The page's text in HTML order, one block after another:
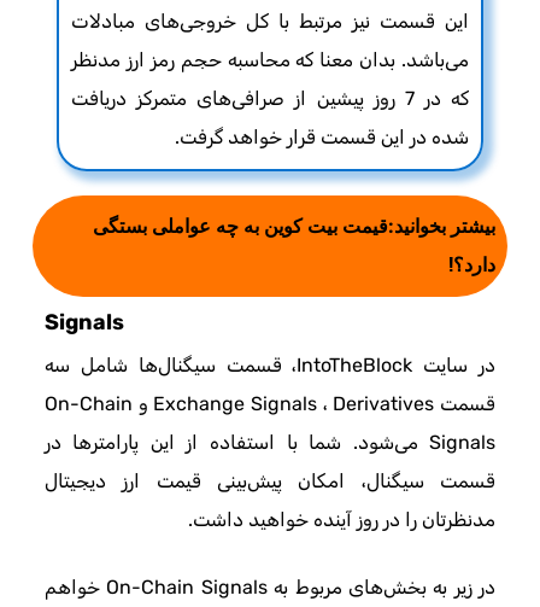
این قسمت نیز مرتبط با کل خروجی‌های مبادلات
می‌باشد. بدان معنا که محاسبه حجم رمز ارز مدنظر
که در 7 روز پیشین از صرافی‌های متمرکز دریافت
شده در این قسمت قرار خواهد گرفت.
بیشتر بخوانید:قیمت بیت کوین به چه عواملی بستگی
دارد؟!
Signals
در سایت IntoTheBlock، قسمت سیگنال‌ها شامل سه
قسمت Exchange Signals ، Derivatives و On-Chain
Signals می‌شود. شما با استفاده از این پارامترها در
قسمت سیگنال، امکان پیش‌بینی قیمت ارز دیجیتال
مدنظرتان را در روز آینده خواهید داشت.
در زیر به بخش‌های مربوط به On-Chain Signals خواهم